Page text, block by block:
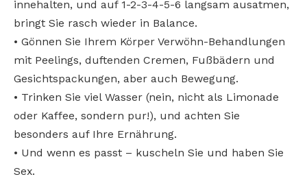
innehalten, und auf 1-2-3-4-5-6 langsam ausatmen,
bringt Sie rasch wieder in Balance.
• Gönnen Sie Ihrem Körper Verwöhn-Behandlungen
mit Peelings, duftenden Cremen, Fußbädern und
Gesichtspackungen, aber auch Bewegung.
• Trinken Sie viel Wasser (nein, nicht als Limonade
oder Kaffee, sondern pur!), und achten Sie
besonders auf Ihre Ernährung.
• Und wenn es passt – kuscheln Sie und haben Sie
Sex.